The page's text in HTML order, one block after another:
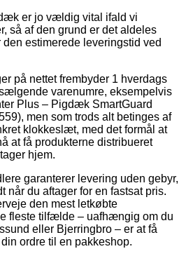
er jo vældig vital ifald vi
så af den grund er det aldeles
estimerede leveringstid ved
på nettet frembyder 1 hverdags
varenumre, eksempelvis
Plus – Pigdæk SmartGuard
men som trods alt betinges af
klokkeslæt, med det formål at
at få produkterne distribueret
hjem.
garanterer levering uden gebyr,
når du aftager for en fastsat pris.
den mest letkøbte
fleste tilfælde – uafhængig om du
eller Bjerringbro – er at få
ordre til en pakkeshop.